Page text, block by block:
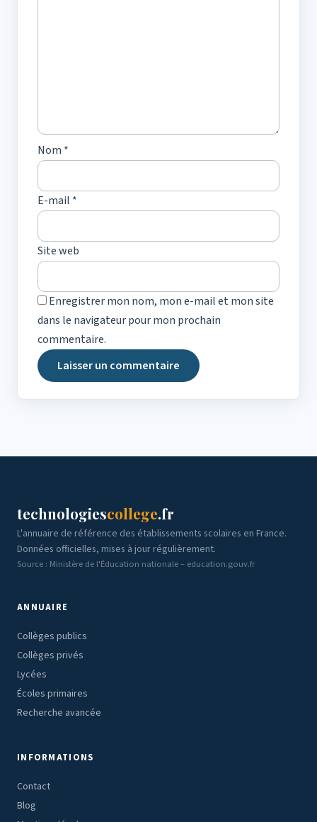
Nom *
E-mail *
Site web
Enregistrer mon nom, mon e-mail et mon site
dans le navigateur pour mon prochain
commentaire.
technologiescollege.fr
L'annuaire de référence des établissements scolaires en France.
Données officielles, mises à jour régulièrement.
Source : Ministère de l'Éducation nationale – education.gouv.fr
ANNUAIRE
Collèges publics
Collèges privés
Lycées
Écoles primaires
Recherche avancée
INFORMATIONS
Contact
Blog